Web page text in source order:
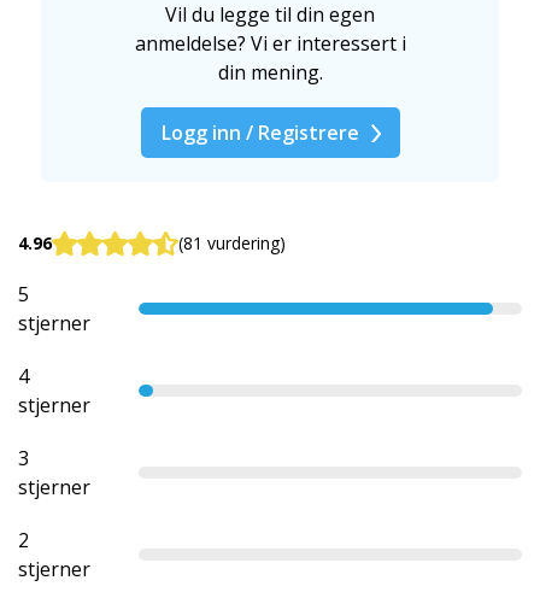
Vil du legge til din egen
anmeldelse? Vi er interessert i
din mening.
Logg inn / Registrere
4.96 (81 vurdering)
5
stjerner
4
stjerner
3
stjerner
2
stjerner